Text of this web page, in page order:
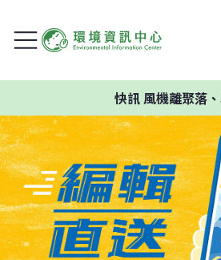
快訊風機離聚落、